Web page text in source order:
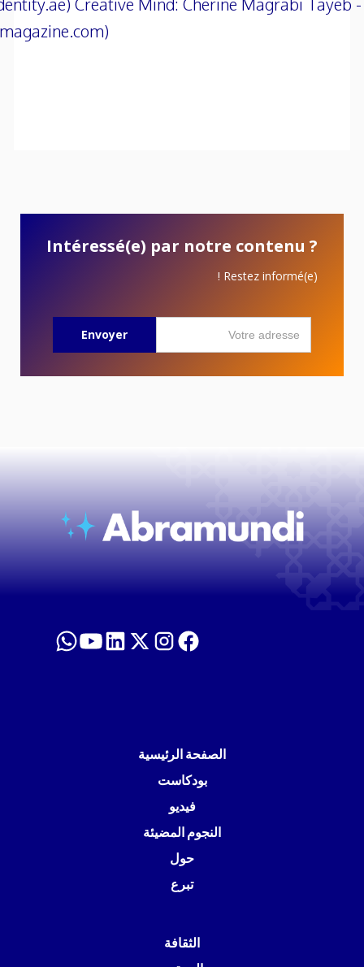
Intéressé(e) par notre contenu ?
Restez informé(e) !
الصفحة الرئيسية
بودكاست
فيديو
النجوم المضيئة
حول
تبرع
الثقافة